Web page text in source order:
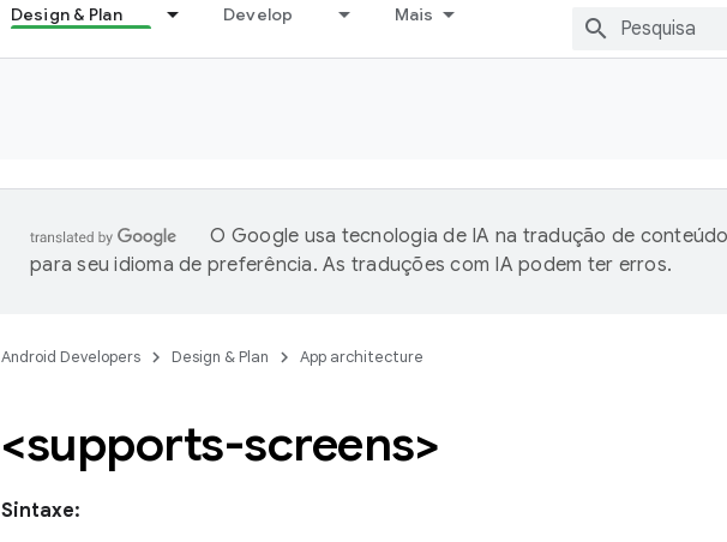
Design & Plan Develop Mais
O Google usa tecnologia de IA na tradução de
para seu idioma de preferência. As traduções com IA podem ter erros.
Android Developers Design & Plan App architecture
<supports-screens>
Sintaxe: